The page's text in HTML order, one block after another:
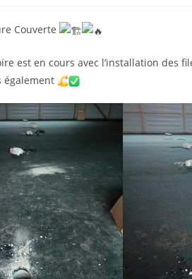
Couverte
est en cours avec l’installation des
également